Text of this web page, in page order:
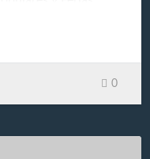
memoria
hacia nuestros
gran entusiasmo que
del mundo, nos
de esta completa
0